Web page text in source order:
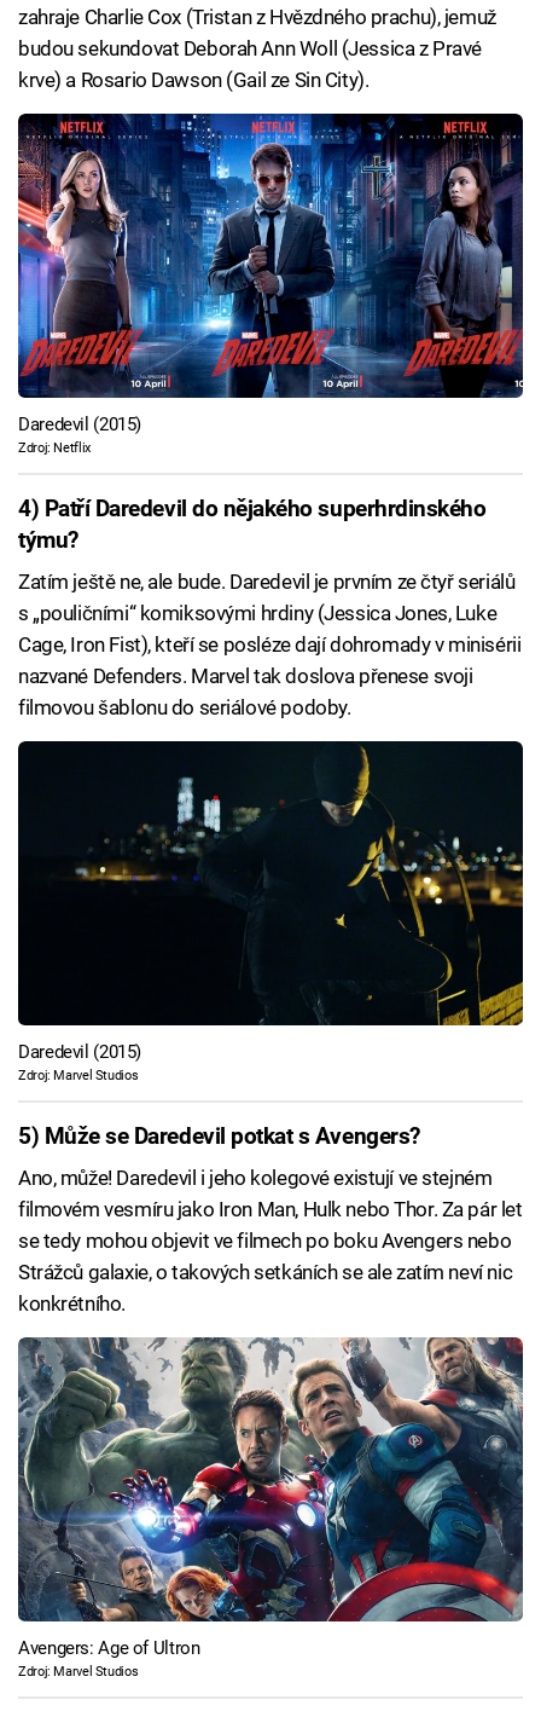
zahraje Charlie Cox (Tristan z Hvězdného prachu), jemuž
budou sekundovat Deborah Ann Woll (Jessica z Pravé
krve) a Rosario Dawson (Gail ze Sin City).
Daredevil (2015)
Zdroj: Netflix
4) Patří Daredevil do nějakého superhrdinského
týmu?
Zatím ještě ne, ale bude. Daredevil je prvním ze čtyř seriálů
s „pouličními“ komiksovými hrdiny (Jessica Jones, Luke
Cage, Iron Fist), kteří se posléze dají dohromady v minisérii
nazvané Defenders. Marvel tak doslova přenese svoji
filmovou šablonu do seriálové podoby.
Daredevil (2015)
Zdroj: Marvel Studios
5) Může se Daredevil potkat s Avengers?
Ano, může! Daredevil i jeho kolegové existují ve stejném
filmovém vesmíru jako Iron Man, Hulk nebo Thor. Za pár let
se tedy mohou objevit ve filmech po boku Avengers nebo
Strážců galaxie, o takových setkáních se ale zatím neví nic
konkrétního.
Avengers: Age of Ultron
Zdroj: Marvel Studios